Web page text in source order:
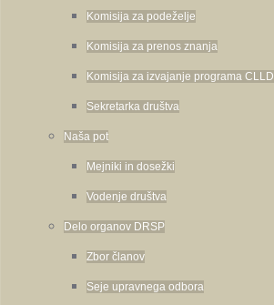
Komisija za podeželje
Komisija za prenos znanja
Komisija za izvajanje programa CLLD
Sekretarka društva
Naša pot
Mejniki in dosežki
Vodenje društva
Delo organov DRSP
Zbor članov
Seje upravnega odbora